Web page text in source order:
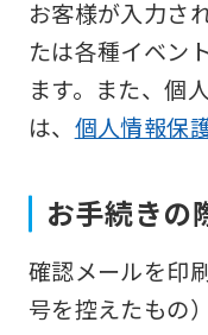
お客様が入力さ
たは各種イベン
ます。また、個
は、 個人情報保
お手続きの
確認メールを印
号を控えたもの）